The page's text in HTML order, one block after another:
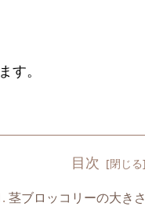
す。
目次
茎ブロッコリーの大きさ